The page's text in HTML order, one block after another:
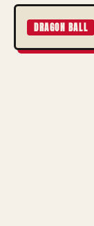
DRAGON BALL